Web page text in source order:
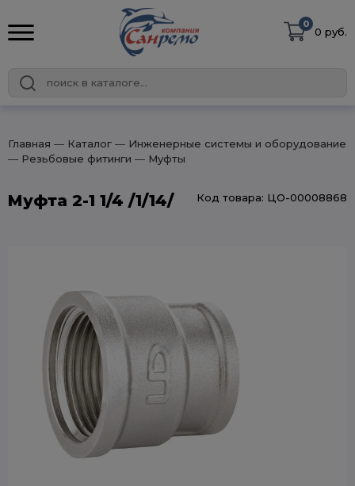
0
0 руб.
Главная ― Каталог ― Инженерные системы и оборудование
― Резьбовые фитинги ― Муфты
Муфта 2-1 1/4 /1/14/ Код товара: ЦО-00008868